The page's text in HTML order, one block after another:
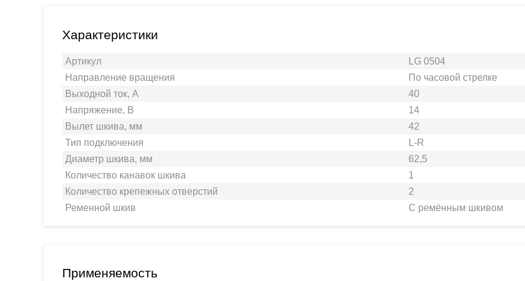
Характеристики
Артикул
LG 0504
Направление вращения
По часовой стрелке
Выходной ток, А
40
Напряжение, В
14
Вылет шкива, мм
42
Тип подключения
L-R
Диаметр шкива, мм
62,5
Количество канавок шкива
1
Количество крепежных отверстий
2
Ременной шкив
С ремённым шкивом
Применяемость